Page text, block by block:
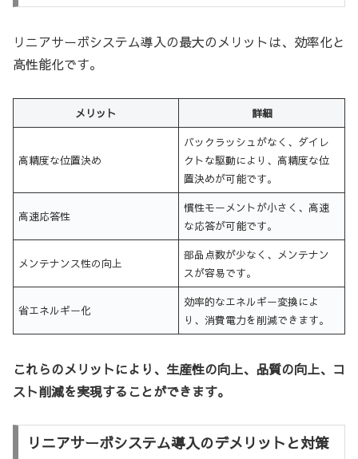
リニアサーボシステム導入の最大のメリットは、効率化と
高性能化です。
メリット 詳細
高精度な位置決め
バックラッシュがなく、ダイレ
クトな駆動により、高精度な位
置決めが可能です。
高速応答性
慣性モーメントが小さく、高速
な応答が可能です。
メンテナンス性の向上
部品点数が少なく、メンテナン
スが容易です。
省エネルギー化
効率的なエネルギー変換によ
り、消費電力を削減できます。
これらのメリットにより、生産性の向上、品質の向上、コ
スト削減を実現することができます。
リニアサーボシステム導入のデメリットと対策